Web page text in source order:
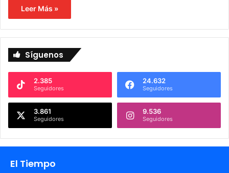
Leer Más »
Síguenos
2.385
Seguidores
24.632
Seguidores
3.861
Seguidores
9.536
Seguidores
El Tiempo